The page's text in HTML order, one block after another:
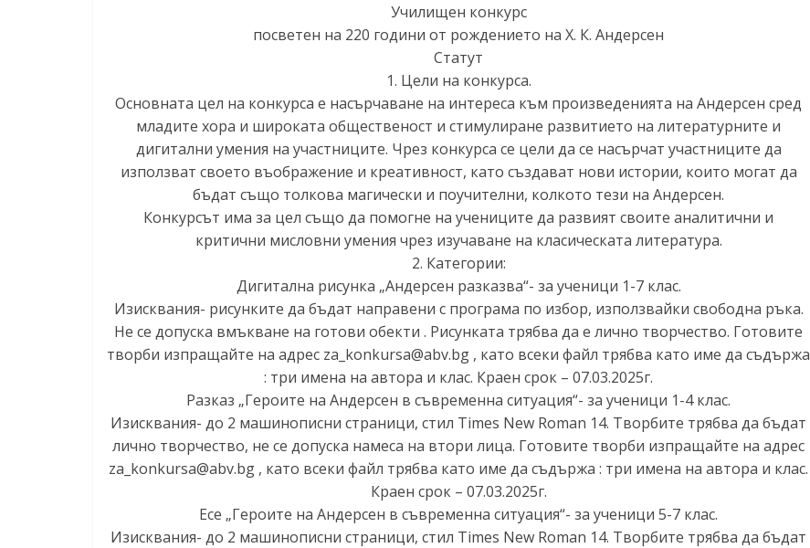
Училищен конкурс
посветен на 220 години от рождението на Х. К. Андерсен
Статут
1. Цели на конкурса.
Основната цел на конкурса е насърчаване на интереса към произведенията на Андерсен сред
младите хора и широката общественост и стимулиране развитието на литературните и
дигитални умения на участниците. Чрез конкурса се цели да се насърчат участниците да
използват своето въображение и креативност, като създават нови истории, които могат да
бъдат също толкова магически и поучителни, колкото тези на Андерсен.
Конкурсът има за цел също да помогне на учениците да развият своите аналитични и
критични мисловни умения чрез изучаване на класическата литература.
2. Категории:
Дигитална рисунка „Андерсен разказва“- за ученици 1-7 клас.
Изисквания- рисунките да бъдат направени с програма по избор, използвайки свободна ръка.
Не се допуска вмъкване на готови обекти . Рисунката трябва да е лично творчество. Готовите
творби изпращайте на адрес za_konkursa@abv.bg , като всеки файл трябва като име да съдържа
: три имена на автора и клас. Краен срок – 07.03.2025г.
Разказ „Героите на Андерсен в съвременна ситуация“- за ученици 1-4 клас.
Изисквания- до 2 машинописни страници, стил Times New Roman 14. Творбите трябва да бъдат
лично творчество, не се допуска намеса на втори лица. Готовите творби изпращайте на адрес
za_konkursa@abv.bg , като всеки файл трябва като име да съдържа : три имена на автора и клас.
Краен срок – 07.03.2025г.
Есе „Героите на Андерсен в съвременна ситуация“- за ученици 5-7 клас.
Изисквания- до 2 машинописни страници, стил Times New Roman 14. Творбите трябва да бъдат